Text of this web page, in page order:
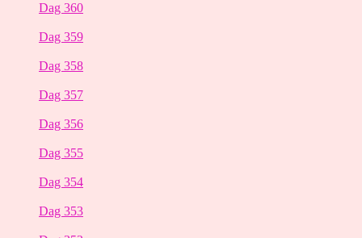
Dag 360
Dag 359
Dag 358
Dag 357
Dag 356
Dag 355
Dag 354
Dag 353